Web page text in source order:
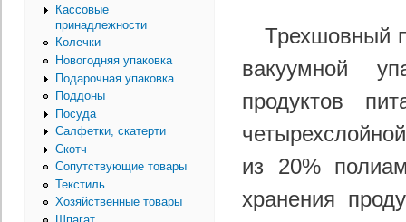
Кассовые
принадлежности
Колечки
Новогодняя упаковка
Подарочная упаковка
Поддоны
Посуда
Салфетки, скатерти
Скотч
Сопутствующие товары
Текстиль
Хозяйственные товары
Трехшовный
вакуумной
продуктов
из 20%
хранения